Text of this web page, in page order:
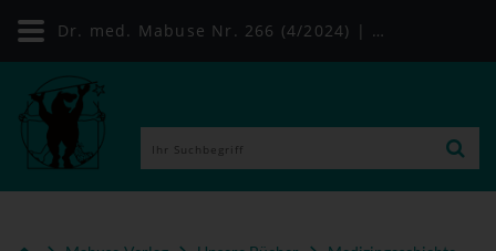
Dr. med. Mabuse Nr. 266 (4/2024) | Mabuse-Verlag